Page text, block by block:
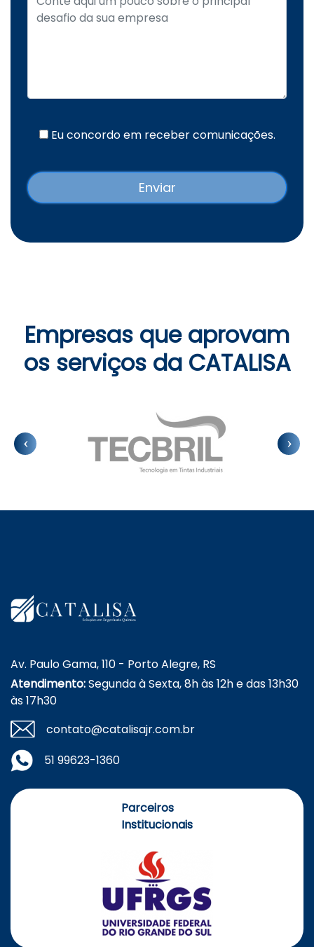
Eu concordo em receber comunicações.
Empresas que aprovam
os serviços da CATALISA
Av. Paulo Gama, 110 - Porto Alegre, RS
Atendimento:Segunda à Sexta, 8h às 12h e das 13h30
às 17h30
contato@catalisajr.com.br
51 99623-1360
Parceiros
Institucionais